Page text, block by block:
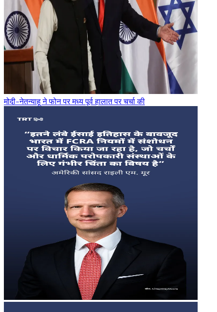
मोदी-नेतन्याहू ने फोन पर मध्य पूर्व हालात पर चर्चा की